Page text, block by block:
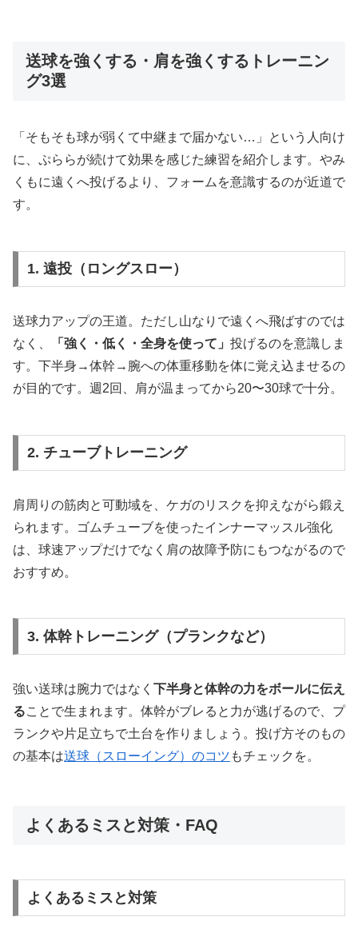
送球を強くする・肩を強くするトレーニン
グ3選
「そもそも球が弱くて中継まで届かない…」という人向け
に、ぷららが続けて効果を感じた練習を紹介します。やみ
くもに遠くへ投げるより、フォームを意識するのが近道で
す。
1. 遠投（ロングスロー）
送球力アップの王道。ただし山なりで遠くへ飛ばすのでは
なく、
「強く・低く・全身を使って」 投げるのを意識しま
す。下半身→体幹→腕への体重移動を体に覚え込ませるの
が目的です。週2回、肩が温まってから20〜30球で十分。
2. チューブトレーニング
肩周りの筋肉と可動域を、ケガのリスクを抑えながら鍛え
られます。ゴムチューブを使ったインナーマッスル強化
は、球速アップだけでなく肩の故障予防にもつながるので
おすすめ。
3. 体幹トレーニング（プランクなど）
強い送球は腕力ではなく 下半身と体幹の力をボールに伝え
ることで生まれます。体幹がブレると力が逃げるので、プ
ランクや片足立ちで土台を作りましょう。投げ方そのもの
の基本は送球（スローイング）のコツ もチェックを。
よくあるミスと対策・FAQ
よくあるミスと対策